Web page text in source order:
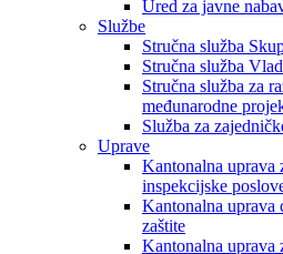
Ured za javne
Službe
Stručna služba
Stručna služba
Stručna služba za
međunarodne
Služba za
Uprave
Kantonalna uprava
inspekcijske
Kantonalna uprava
zaštite
Kantonalna uprava